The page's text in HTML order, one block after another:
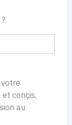
conçis,
au